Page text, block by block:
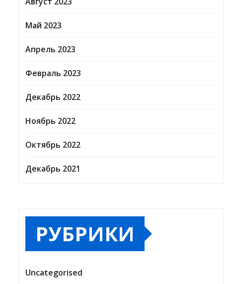
Май 2023
Апрель 2023
Февраль 2023
Декабрь 2022
Ноябрь 2022
Октябрь 2022
Декабрь 2021
РУБРИКИ
Uncategorised